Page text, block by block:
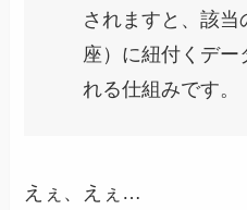
されますと、該当
座）に紐付くデー
れる仕組みです。
えぇ、えぇ…